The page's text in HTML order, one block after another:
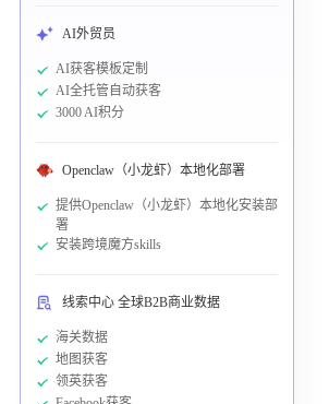
AI外贸员
AI获客模板定制
AI全托管自动获客
3000 AI积分
Openclaw（小龙虾）本地化部署
提供Openclaw（小龙虾）本地化安装部
署
安装跨境魔方skills
线索中心 全球B2B商业数据
海关数据
地图获客
领英获客